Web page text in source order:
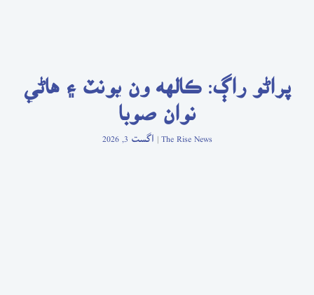
پراڻو راڳ: ڪالهه ون يونٽ ۽ هاڻي
نوان صوبا
اگست 3, 2026